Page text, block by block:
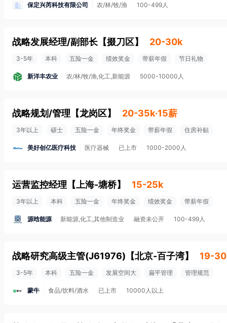
保定兴芮科技有限公司 农/林/牧/渔 100-499人
战略发展经理/副部长 【掇刀区】 20-30k
3-5年 本科 五险一金 绩效奖金 带薪年假 节日礼物
新洋丰农业 农/林/牧/渔,化工,新能源 5000-10000人
战略规划/管理 【龙岗区】 20-35k·15薪
3年以上 硕士 五险一金 年终奖金 带薪年假 住房补贴
美好创亿医疗科技 医疗器械 已上市 1000-2000人
运营监控经理 【 上海-塘桥】 15-25k
3年以上 本科 五险一金 年终奖金 绩效奖金 带薪年假
源晗能源 新能源,化工,其他制造业 融资未公开 100-499人
战略研究高级主管(J61976) 【北京-百子湾】 19-
3-5年 本科 五险一金 发展空间大 扁平管理 管理规范
蒙牛 食品/饮料/酒水 已上市 10000人以上